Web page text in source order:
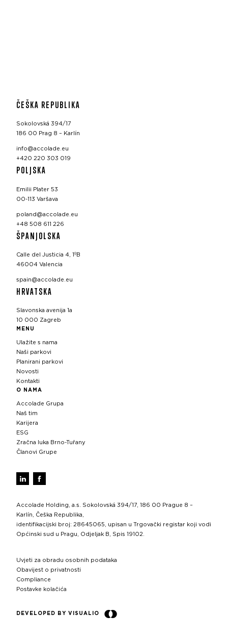
ČEŠKA REPUBLIKA
Sokolovská 394/17
186 00 Prag 8 – Karlín
info@accolade.eu
+420 220 303 019
POLJSKA
Emilii Plater 53
00-113 Varšava
poland@accolade.eu
+48 508 611 226
ŠPANJOLSKA
Calle del Justicia 4, 1ºB
46004 Valencia
spain@accolade.eu
HRVATSKA
Slavonska avenija 1a
10 000 Zagreb
MENU
Ulažite s nama
Naši parkovi
Planirani parkovi
Novosti
Kontakti
O NAMA
Accolade Grupa
Naš tim
Karijera
ESG
Zračna luka Brno-Tuřany
Članovi Grupe
Accolade Holding, a.s. Sokolovská 394/17, 186 00 Prague 8 –
Karlín, Češka Republika,
identifikacijski broj: 28645065, upisan u Trgovački registar koji vodi
Općinski sud u Pragu, Odjeljak B, Spis 19102.
Uvjeti za obradu osobnih podataka
Obavijest o privatnosti
Compliance
Postavke kolačića
DEVELOPED BY VISUALIO